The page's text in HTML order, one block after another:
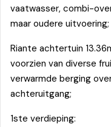
vaatwasser, combi-
maar oudere uitvoering;
Riante achtertuin
voorzien van diverse
verwarmde berging
achteruitgang;
1ste verdieping: